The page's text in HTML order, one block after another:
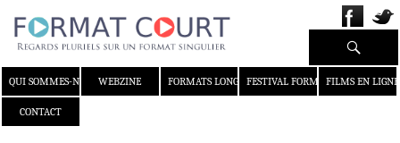
QUI SOMMES-NOUS ?WEBZINE FORMATS LONGS FESTIVAL FORMAT COURT
FILMS EN LIGNE
CONTACT
Recherche